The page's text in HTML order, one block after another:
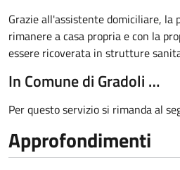
Grazie all'assistente domiciliare, la
rimanere a casa propria e con la
essere ricoverata in strutture
In Comune di Gradoli …
Per questo servizio si rimanda al
Approfondimenti